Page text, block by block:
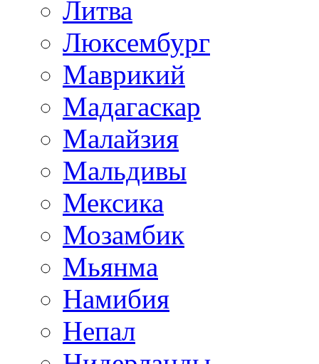
Литва
Люксембург
Маврикий
Мадагаскар
Малайзия
Мальдивы
Мексика
Мозамбик
Мьянма
Намибия
Непал